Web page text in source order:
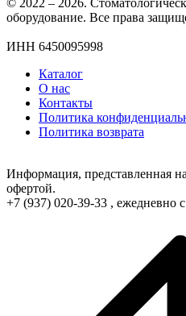
оборудование. Все права
ИНН 6450095998
Каталог
О нас
Контакты
Политика
Политика возврата
Информация, представленная
офертой.
+7 (937) 020-39-33 , ежедневно